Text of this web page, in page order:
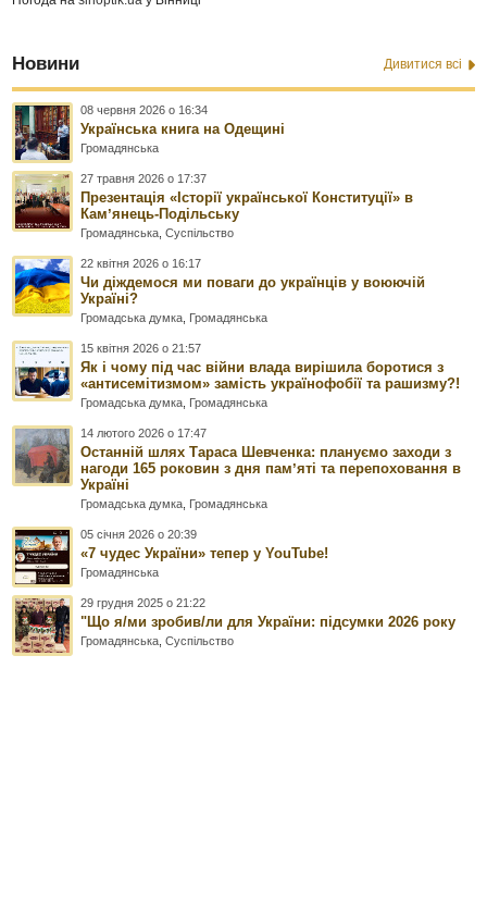
Новини Дивитися всі
08 червня 2026 о 16:34
Українська книга на Одещині
Громадянська
27 травня 2026 о 17:37
Презентація «Історії української Конституції» в
Камʼянець-Подільську
Громадянська ,Суспільство
22 квітня 2026 о 16:17
Чи діждемося ми поваги до українців у воюючій
Україні?
Громадська думка Громадянська
15 квітня 2026 о 21:57
Як і чому під час війни влада вирішила боротися з
«антисемітизмом» замість українофобії та рашизму?!
Громадська думка Громадянська
14 лютого 2026 о 17:47
Останній шлях Тараса Шевченка: плануємо заходи з
нагоди 165 роковин з дня памʼяті та перепоховання в
Україні
Громадська думка Громадянська
05 січня 2026 о 20:39
«7 чудес України» тепер у YouTube!
Громадянська
29 грудня 2025 о 21:22
"Що я/ми зробив/ли для України: підсумки 2026 року
Громадянська ,Суспільство